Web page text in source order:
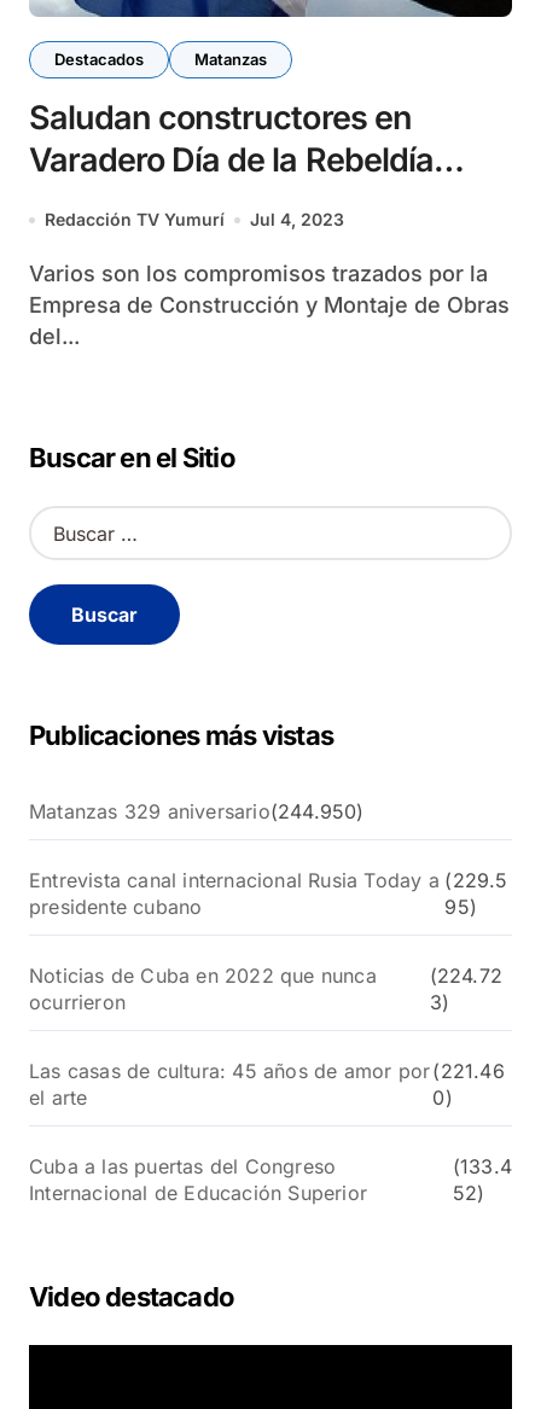
Destacados Matanzas
Saludan constructores en
Varadero Día de la Rebeldía
Nacional
Redacción TV Yumurí Jul 4, 2023
Varios son los compromisos trazados por la
Empresa de Construcción y Montaje de Obras
del...
Buscar en el Sitio
B
u
c
a
Publicaciones más vistas
Matanzas 329 aniversario(244.950)
Entrevista canal internacional Rusia Today a
presidente cubano
(229.5
95)
Noticias de Cuba en 2022 que nunca
ocurrieron
(224.72
3)
Las casas de cultura: 45 años de amor por
el arte
(221.46
0)
Cuba a las puertas del Congreso
Internacional de Educación Superior
(133.4
52)
Video destacado